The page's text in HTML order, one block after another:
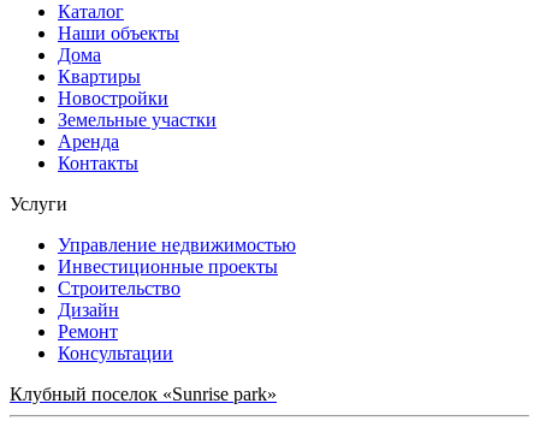
Каталог
Наши объекты
Дома
Квартиры
Новостройки
Земельные участки
Аренда
Контакты
Услуги
Управление недвижимостью
Инвестиционные проекты
Строительство
Дизайн
Ремонт
Консультации
Клубный поселок «Sunrise park»